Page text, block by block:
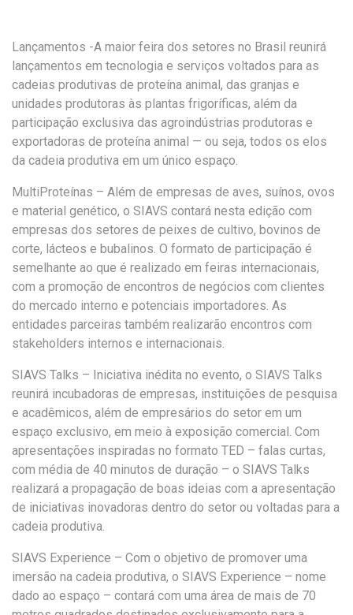
Lançamentos -A maior feira dos setores no Brasil reunirá
lançamentos em tecnologia e serviços voltados para as
cadeias produtivas de proteína animal, das granjas e
unidades produtoras às plantas frigoríficas, além da
participação exclusiva das agroindústrias produtoras e
exportadoras de proteína animal — ou seja, todos os elos
da cadeia produtiva em um único espaço.
MultiProteínas – Além de empresas de aves, suínos, ovos
e material genético, o SIAVS contará nesta edição com
empresas dos setores de peixes de cultivo, bovinos de
corte, lácteos e bubalinos. O formato de participação é
semelhante ao que é realizado em feiras internacionais,
com a promoção de encontros de negócios com clientes
do mercado interno e potenciais importadores. As
entidades parceiras também realizarão encontros com
stakeholders internos e internacionais.
SIAVS Talks – Iniciativa inédita no evento, o SIAVS Talks
reunirá incubadoras de empresas, instituições de pesquisa
e acadêmicos, além de empresários do setor em um
espaço exclusivo, em meio à exposição comercial. Com
apresentações inspiradas no formato TED – falas curtas,
com média de 40 minutos de duração – o SIAVS Talks
realizará a propagação de boas ideias com a apresentação
de iniciativas inovadoras dentro do setor ou voltadas para a
cadeia produtiva.
SIAVS Experience – Com o objetivo de promover uma
imersão na cadeia produtiva, o SIAVS Experience – nome
dado ao espaço – contará com uma área de mais de 70